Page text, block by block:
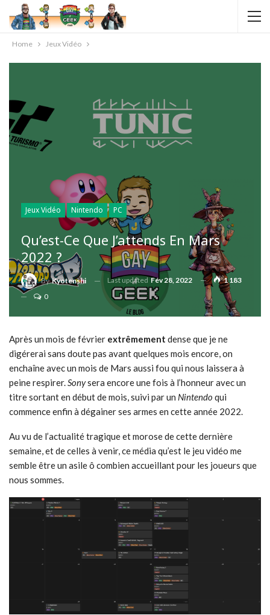
Home Jeux Vidéo
Jeux Vidéo Nintendo PC
Qu’est-Ce Que J’attends En Mars
2022 ?
ByKyotenshi Last updated Fév 28, 2022
1 183
0
Après un mois de février extrêmement dense que je ne
digérerai sans doute pas avant quelques mois encore, on
enchaîne avec un mois de Mars aussi fou qui nous laissera à
peine respirer.Sonysera encore une fois à l’honneur avec un
titre sortant en début de mois, suivi par un Nintendo qui
commence enfin à dégainer ses armes en cette année 2022.
Au vu de l’actualité tragique et morose de cette dernière
semaine, et de celles à venir, ce média qu’est le jeu vidéo me
semble être un asile ô combien accueillant pour les joueurs que
nous sommes.